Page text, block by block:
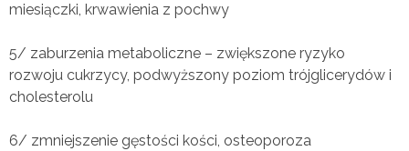
miesiączki, krwawienia z pochwy
5/ zaburzenia metaboliczne – zwiększone ryzyko
rozwoju cukrzycy, podwyższony poziom trójglicerydów i
cholesterolu
6/ zmniejszenie gęstości kości, osteoporoza